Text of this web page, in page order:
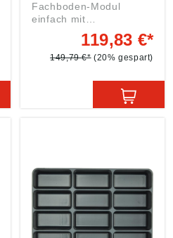
Fachboden-Modul
einfach mit
Lochblechrückwand.
Maße in mm: B = 540, H
= 518, T = 345 Farbton:
Angaben gemäß
Produktsicherheitsveror
dnung ((EU) 2023/998):
webkontakt@ede.de
119,83 €*
149,79 €* (20% gespart)